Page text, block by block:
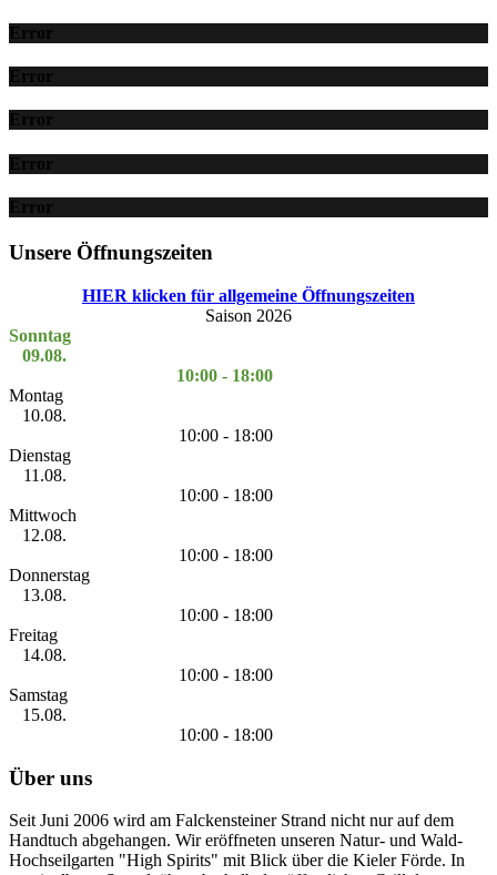
Error
Error
Error
Error
Error
Unsere Öffnungszeiten
HIER klicken für allgemeine Öffnungszeiten
Saison 2026
Sonntag
09.08.
10:00 - 18:00
Montag
10.08.
10:00 - 18:00
Dienstag
11.08.
10:00 - 18:00
Mittwoch
12.08.
10:00 - 18:00
Donnerstag
13.08.
10:00 - 18:00
Freitag
14.08.
10:00 - 18:00
Samstag
15.08.
10:00 - 18:00
Über uns
Seit Juni 2006 wird am Falckensteiner Strand nicht nur auf dem
Handtuch abgehangen. Wir eröffneten unseren Natur- und Wald-
Hochseilgarten "High Spirits" mit Blick über die Kieler Förde. In